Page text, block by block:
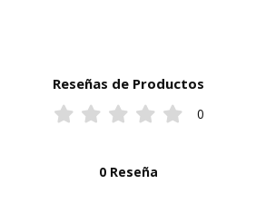
Reseñas de Productos
0
0 Reseña